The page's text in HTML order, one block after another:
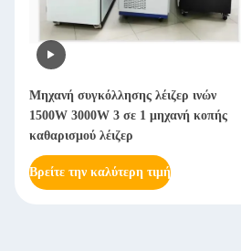
2000W 3000W χειροκίνητη μηχανή
συγκόλλησης λέιζερ χειροκίνητη
μηχανή συγκόλλησης λέιζερ ινών
Βρείτε την καλύτερη τιμή